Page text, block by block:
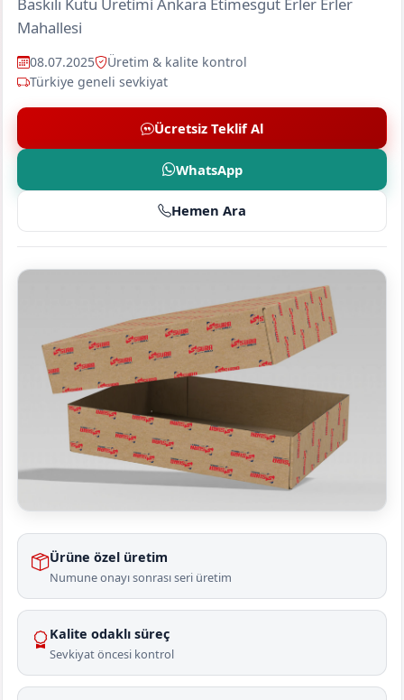
Mahallesi
08.07.2025
Üretim & kalite kontrol
Türkiye geneli sevkiyat
Ücretsiz Teklif Al
WhatsApp
Hemen Ara
Ürüne özel üretim
Numune onayı sonrası seri üretim
Kalite odaklı süreç
Sevkiyat öncesi kontrol